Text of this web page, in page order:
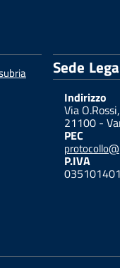
Sede
Indirizzo
Via
21100 -
PEC
P.IVA